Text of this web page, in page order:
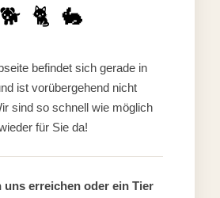
🐕 🐈 🐇
befindet sich gerade in
ist vorübergehend nicht
sind so schnell wie möglich
für Sie da!
uns erreichen oder ein Tier